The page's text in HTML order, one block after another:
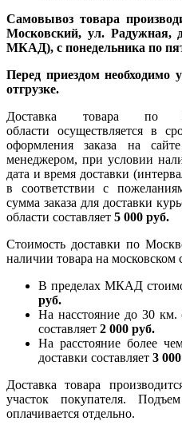
Самовывоз товара
Московский, ул.
МКАД), с понедельника по
Перед приездом необходимо
отгрузке.
Доставка товара по
области осуществляется в
оформления заказа на
менеджером, при условии
дата и время доставки
в соответствии с
сумма заказа для доставки
области составляет 5 000 руб.
Стоимость доставки по
наличии товара на московском
В пределах МКАД
руб.
На насcтояние до 30
составляет 2 000 руб.
На расстояние более
доставки составляет 3
Доставка товара
участок покупателя.
оплачивается отдельно.